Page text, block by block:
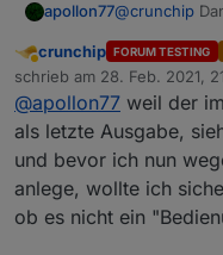
apollon77@crunchip
Abwesend
crunchip FORUM TESTING
schrieb am 28. Feb. 2021,
zuletzt editiert von crunchip
@apollon77 weil der
als letzte Ausgabe,
und bevor ich nun
anlege, wollte ich
ob es nicht ein